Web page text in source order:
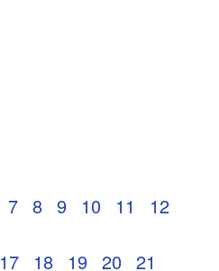
7 8 9 10 11 12
17 18 19 20 21